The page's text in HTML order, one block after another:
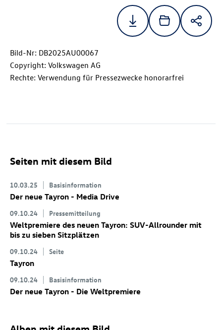
Bild-Nr: DB2025AU00067
Copyright: Volkswagen AG
Rechte: Verwendung für Pressezwecke honorarfrei
Seiten mit diesem Bild
10.03.25 Basisinformation
Der neue Tayron - Media Drive
09.10.24 Pressemitteilung
Weltpremiere des neuen Tayron: SUV-Allrounder mit
bis zu sieben Sitzplätzen
09.10.24 Seite
Tayron
09.10.24 Basisinformation
Der neue Tayron - Die Weltpremiere